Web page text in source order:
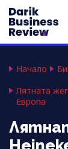
Начало
Лятната
Европа